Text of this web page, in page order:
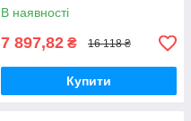
В наявності
7 897,82 ₴ 16 118 ₴
Купити